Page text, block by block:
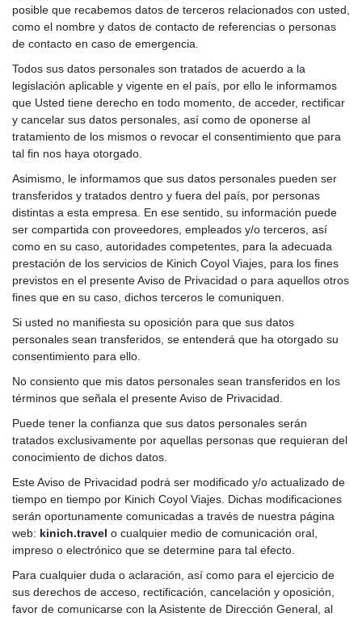
posible que recabemos datos de terceros relacionados con usted,
como el nombre y datos de contacto de referencias o personas
de contacto en caso de emergencia.
Todos sus datos personales son tratados de acuerdo a la
legislación aplicable y vigente en el país, por ello le informamos
que Usted tiene derecho en todo momento, de acceder, rectificar
y cancelar sus datos personales, así como de oponerse al
tratamiento de los mismos o revocar el consentimiento que para
tal fin nos haya otorgado.
Asimismo, le informamos que sus datos personales pueden ser
transferidos y tratados dentro y fuera del país, por personas
distintas a esta empresa. En ese sentido, su información puede
ser compartida con proveedores, empleados y/o terceros, así
como en su caso, autoridades competentes, para la adecuada
prestación de los servicios de Kinich Coyol Viajes, para los fines
previstos en el presente Aviso de Privacidad o para aquellos otros
fines que en su caso, dichos terceros le comuniquen.
Si usted no manifiesta su oposición para que sus datos
personales sean transferidos, se entenderá que ha otorgado su
consentimiento para ello.
No consiento que mis datos personales sean transferidos en los
términos que señala el presente Aviso de Privacidad.
Puede tener la confianza que sus datos personales serán
tratados exclusivamente por aquellas personas que requieran del
conocimiento de dichos datos.
Este Aviso de Privacidad podrá ser modificado y/o actualizado de
tiempo en tiempo por Kinich Coyol Viajes. Dichas modificaciones
serán oportunamente comunicadas a través de nuestra página
web: kinich.travel o cualquier medio de comunicación oral,
impreso o electrónico que se determine para tal efecto.
Para cualquier duda o aclaración, así como para el ejercicio de
sus derechos de acceso, rectificación, cancelación y oposición,
favor de comunicarse con la Asistente de Dirección General, al